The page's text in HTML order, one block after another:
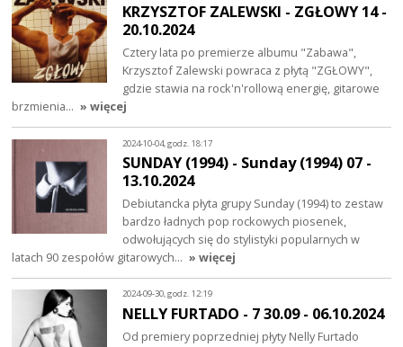
KRZYSZTOF ZALEWSKI - ZGŁOWY 14 -
20.10.2024
Cztery lata po premierze albumu "Zabawa",
Krzysztof Zalewski powraca z płytą "ZGŁOWY",
gdzie stawia na rock'n'rollową energię, gitarowe
brzmienia… » więcej
2024-10-04, godz. 18:17
SUNDAY (1994) - Sunday (1994) 07 -
13.10.2024
Debiutancka płyta grupy Sunday (1994) to zestaw
bardzo ładnych pop rockowych piosenek,
odwołujących się do stylistyki popularnych w
latach 90 zespołów gitarowych… » więcej
2024-09-30, godz. 12:19
NELLY FURTADO - 7 30.09 - 06.10.2024
Od premiery poprzedniej płyty Nelly Furtado